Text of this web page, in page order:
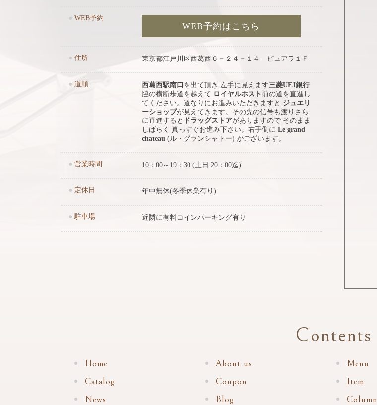
● WEB予約
WEB予約はこちら
● 住所 東京都江戸川区西葛西６－２４－１４ ピュアラ１Ｆ
● 道順 西葛西駅南口 を出て頂き 左手に見えます三菱UFJ銀行
脇の横断歩道を越えて ロイヤルホスト 前の道を直進し
てください。道なりにお進みいただきますと ジュエリ
ーショップが見えてきます。その先の信号も渡りさら
に直進すると ドラッグストアがありますので そのまま
しばらく 真っすぐお進み下さい。右手側に Le grand
chateau (ル・グランシャトー) がございます。
● 営業時間 10：00～19：30 (土日 20：00迄)
● 定休日 年中無休(冬季休業有り)
● 駐車場 近隣に有料コインパーキング有り
Contents
Home About us Menu
Catalog
Coupon Item
News
Blog Column